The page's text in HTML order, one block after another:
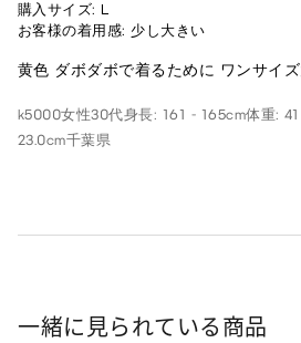
購入サイズ: L
お客様の着用感: 少し大きい
黄色 ダボダボで着るために ワンサイ
k5000女性30代身長: 161 - 165cm体重:
23.0cm千葉県
一緒に見られている商品